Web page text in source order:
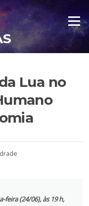
Menu
Lua no
feira (24/06), às 19 h,